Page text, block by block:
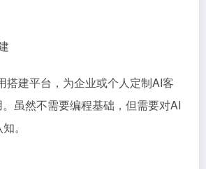
搭建平台，为企业或个人定制AI客
虽然不需要编程基础，但需要对AI
。